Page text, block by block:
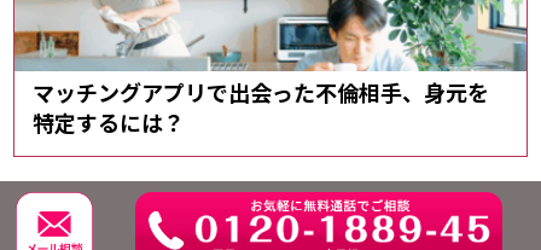
マッチングアプリで出会った不倫相手、身元を
特定するには？